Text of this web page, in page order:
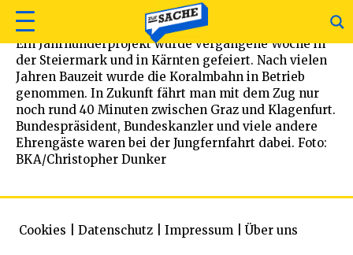
Ein Jahrhunderprojekt wurde vergangene Woche in
der Steiermark und in Kärnten gefeiert. Nach vielen
Jahren Bauzeit wurde die Koralmbahn in Betrieb
genommen. In Zukunft fährt man mit dem Zug nur
noch rund 40 Minuten zwischen Graz und Klagenfurt.
Bundespräsident, Bundeskanzler und viele andere
Ehrengäste waren bei der Jungfernfahrt dabei. Foto:
BKA/Christopher Dunker
Cookies Datenschutz Impressum Über uns